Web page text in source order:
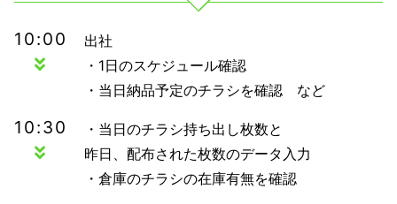
10:00
出社
・1日のスケジュール確認
・当日納品予定のチラシを確認 など
10:30
・当日のチラシ持ち出し枚数と
昨日、配布された枚数のデータ入力
・倉庫のチラシの在庫有無を確認